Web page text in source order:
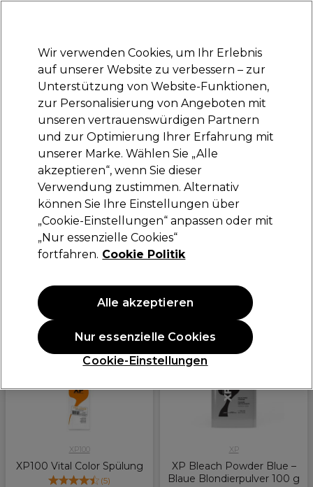
Anmelden
Marken Deals Haare Elektrogeräte Saloneinrichtung
Lieferung und Lieferzeiten
– mehr erfahren
Marken XP100
XP100
Filters
weitere
Optionen
XP100
XP100 Vital Color Spülung
(5)
XP
XP Bleach Powder Blue –
Blaue Blondierpulver 100 g
Wir verwenden Cookies, um Ihr Erlebnis
auf unserer Website zu verbessern – zur
Unterstützung von Website-Funktionen,
zur Personalisierung von Angeboten mit
unseren vertrauenswürdigen Partnern
und zur Optimierung Ihrer Erfahrung mit
unserer Marke. Wählen Sie „Alle
akzeptieren“, wenn Sie dieser
Verwendung zustimmen. Alternativ
können Sie Ihre Einstellungen über
„Cookie-Einstellungen“ anpassen oder mit
„Nur essenzielle Cookies“
fortfahren. Cookie Politik
Cookie-Einstellungen
Nur essenzielle Cookies
Alle akzeptieren